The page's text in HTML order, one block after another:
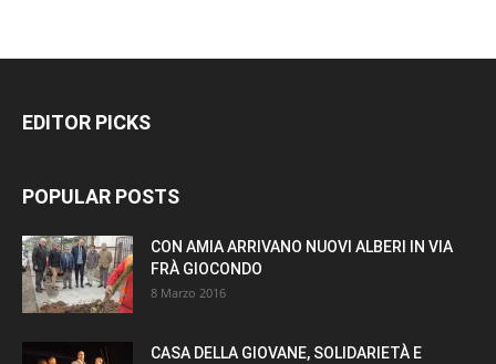
EDITOR PICKS
POPULAR POSTS
CON AMIA ARRIVANO NUOVI ALBERI IN VIA
FRÀ GIOCONDO
8 Marzo 2016
CASA DELLA GIOVANE, SOLIDARIETÀ E